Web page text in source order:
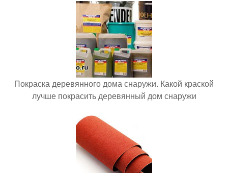
Покраска деревянного дома снаружи. Какой краской
лучше покрасить деревянный дом снаружи